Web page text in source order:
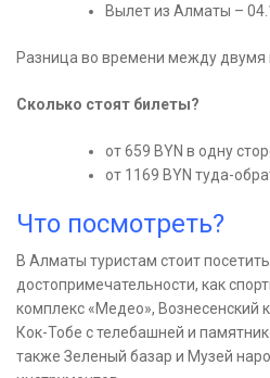
Вылет из Алматы –
Разница во времени между двумя
Сколько стоят билеты?
от 659 BYN в одну
от 1169 BYN туда-
Что посмотреть?
В Алматы туристам стоит
достопримечательности, как
комплекс «Медео», Вознесенский
Кок-Тобе с телебашней и
также Зеленый базар и Музей